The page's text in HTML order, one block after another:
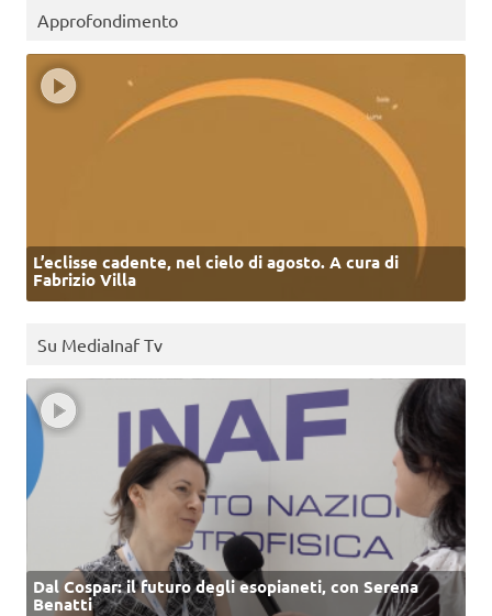
Approfondimento
L’eclisse cadente, nel cielo di agosto. A cura di
Fabrizio Villa
Su MediaInaf Tv
Dal Cospar: il futuro degli esopianeti, con Serena
Benatti